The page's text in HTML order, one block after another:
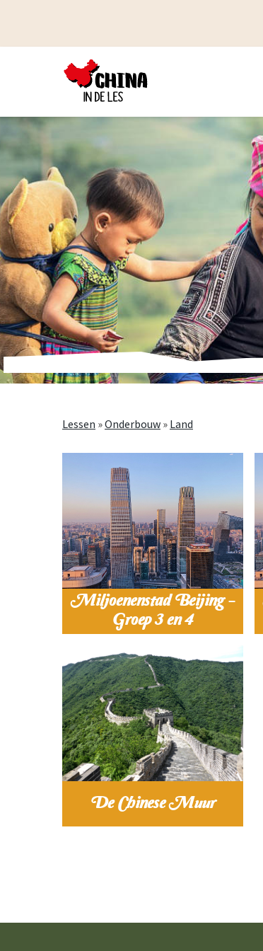
Lessen »Onderbouw » Land
Miljoenenstad Beijing -
Groep 3 en 4
De Chinese Muur